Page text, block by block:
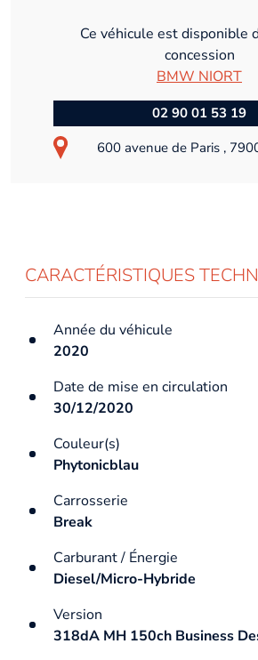
Ce véhicule est disponible
concession
BMW NIORT
02 90 01 53 19
600 avenue de Paris ,
CARACTÉRISTIQUES
Année du véhicule
2020
Date de mise en circulation
30/12/2020
Couleur(s)
Phytonicblau
Carrosserie
Break
Carburant / Énergie
Diesel/Micro-Hybride
Version
318dA MH 150ch Business